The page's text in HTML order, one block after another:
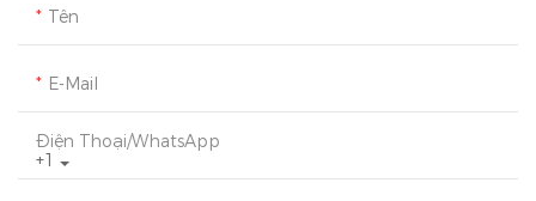
Tên
E-Mail
+1
Điện Thoại/WhatsApp